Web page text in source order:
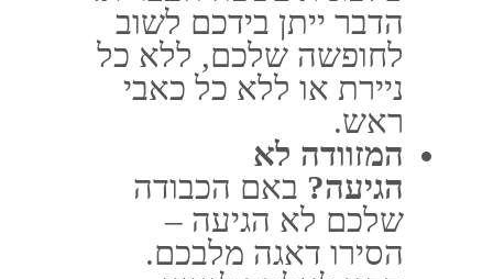
באם תצטרכו הטסה
רפואית, מכל מקום
ברחבי תבל, החברה
תדאג להחזיר אתכם
שיותר מהר, עם ליווי
והכוונה רפואית.
צוות האיתור וההצלה
של החברה פועל
בשיתוף עם חיליק ואייל
מגנוס. באם יידרש, הוא